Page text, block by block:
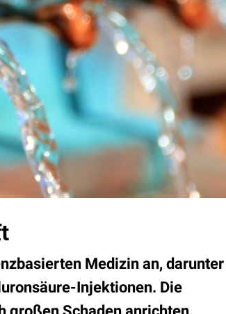
Medizin an, darunter
Injektionen. Die